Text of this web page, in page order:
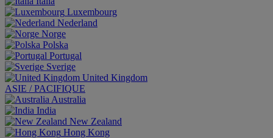
Luxembourg
Nederland
Norge
Polska
Portugal
Sverige
United Kingdom
ASIE / PACIFIQUE
Australia
India
New Zealand
Hong Kong